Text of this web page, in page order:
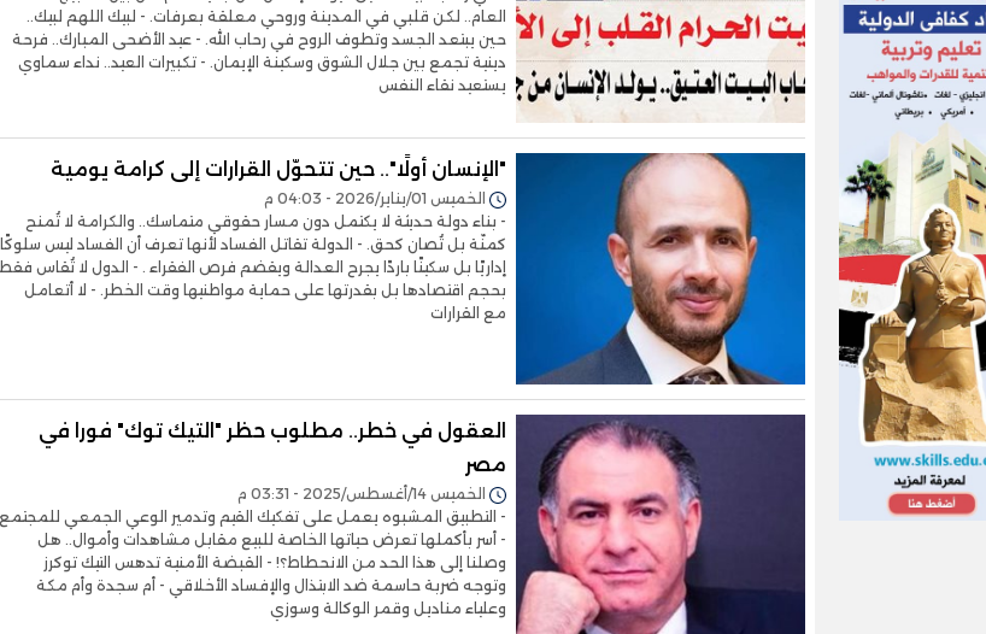
العام.. لكن قلبي في المدينة وروحي معلقة بعرفات. - لبيك اللهم لبيك..
حين يبتعد الجسد وتطوف الروح في رحاب الله. - عيد الأضحى المبارك.. فرحة
دينية تجمع بين جلال الشوق وسكينة الإيمان. - تكبيرات العيد.. نداء سماوي
يستعيد نقاء النفس
"الإنسان أولًا".. حين تتحوّل القرارات إلى كرامة يومية
الخميس 01/يناير/2026 - 04:03 م
- بناء دولة حديثة لا يكتمل دون مسار حقوقي متماسك.. والكرامة لا تُمنح
كمنّة بل تُصان كحق. - الدولة تقاتل الفساد لأنها تعرف أن الفساد ليس سلوكًا
إداريًا بل سكينًا باردًا يجرح العدالة ويقضم فرص الفقراء . - الدول لا تُقاس فقط
بحجم اقتصادها بل بقدرتها على حماية مواطنيها وقت الخطر. - لا أتعامل
مع القرارات
العقول في خطر.. مطلوب حظر "التيك توك" فورا في
مصر
الخميس 14/أغسطس/2025 - 03:31 م
- التطبيق المشبوه يعمل على تفكيك القيم وتدمير الوعي الجمعي للمجتمع
- أسر بأكملها تعرض حياتها الخاصة للبيع مقابل مشاهدات وأموال.. هل
وصلنا إلى هذا الحد من الانحطاط؟! - القبضة الأمنية تدهس التيك توكرز
وتوجه ضربة حاسمة ضد الابتذال والإفساد الأخلاقي - أم سجدة وأم مكة
وعلياء مناديل وقمر الوكالة وسوزي